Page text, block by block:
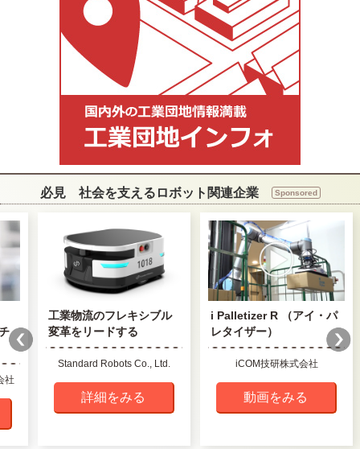
必見 社会を支えるロボット関連企業 Sponsored
社
工業物流のフレキシブル
変革をリードする
Standard Robots Co., Ltd.
詳細をみる
i Palletizer R （アイ・パ
レタイザー）
iCOM技研株式会社
動画をみる